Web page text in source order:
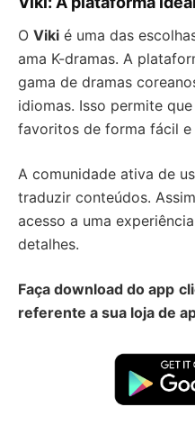
O Viki é uma das
ama K-dramas. A
gama de dramas
idiomas. Isso permite
favoritos de forma fácil e
A comunidade ativa de
traduzir conteúdos.
acesso a uma
detalhes.
Faça download do app
referente a sua loja de